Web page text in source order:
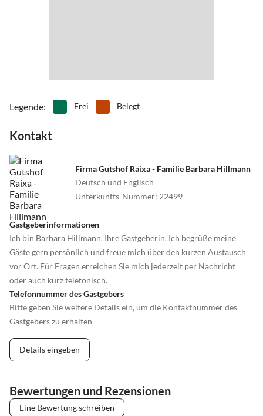
Legende: Frei Belegt
Kontakt
Firma Gutshof Raixa - Familie Barbara Hillmann
Deutsch und Englisch
Unterkunfts-Nummer: 22499
Gastgeberinformationen
Ich bin Barbara Hillmann, Ihre Gastgeberin. Ich begrüße meine
Gäste gern persönlich und freue mich über den kurzen Austausch
vor Ort. Für Fragen erreichen Sie mich jederzeit per Nachricht
oder auch kurz telefonisch.
Telefonnummer des Gastgebers
Bitte geben Sie weitere Details ein, um die Kontaktnummer des
Gastgebers zu erhalten
Details eingeben
Bewertungen und Rezensionen
Eine Bewertung schreiben